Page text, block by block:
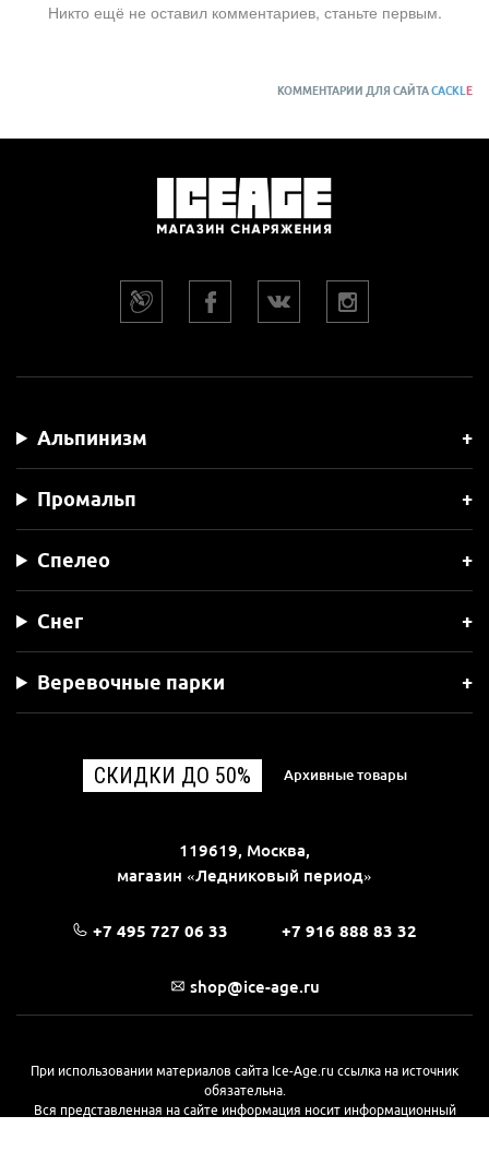
Никто ещё не оставил комментариев, станьте первым.
КОММЕНТАРИИ ДЛЯ САЙТАCACKLE
Альпинизм
Промальп
Спелео
Снег
Веревочные парки
СКИДКИ ДО 50% Архивные товары
119619, Москва,
магазин «Ледниковый период»
+7 495 727 06 33 +7 916 888 83 32
shop@ice-age.ru
При использовании материалов сайта Ice-Age.ru ссылка на источник
обязательна.
Вся представленная на сайте информация носит информационный